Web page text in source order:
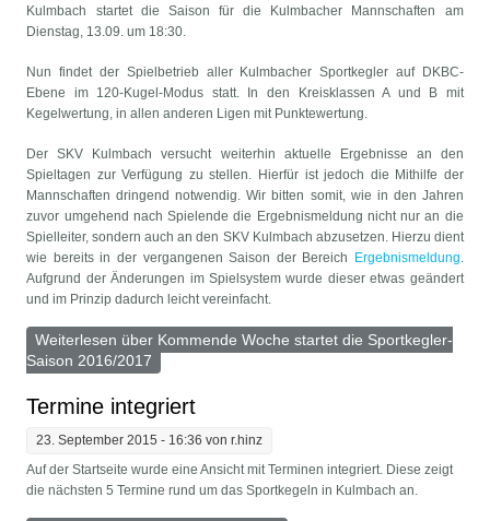
Kulmbach startet die Saison für die Kulmbacher Mannschaften am
Dienstag, 13.09. um 18:30.
Nun findet der Spielbetrieb aller Kulmbacher Sportkegler auf DKBC-
Ebene im 120-Kugel-Modus statt. In den Kreisklassen A und B mit
Kegelwertung, in allen anderen Ligen mit Punktewertung.
Der SKV Kulmbach versucht weiterhin aktuelle Ergebnisse an den
Spieltagen zur Verfügung zu stellen. Hierfür ist jedoch die Mithilfe der
Mannschaften dringend notwendig. Wir bitten somit, wie in den Jahren
zuvor umgehend nach Spielende die Ergebnismeldung nicht nur an die
Spielleiter, sondern auch an den SKV Kulmbach abzusetzen. Hierzu dient
wie bereits in der vergangenen Saison der Bereich
Ergebnismeldung.
Aufgrund der Änderungen im Spielsystem wurde dieser etwas geändert
und im Prinzip dadurch leicht vereinfacht.
Weiterlesen über Kommende Woche startet die Sportkegler-
Saison 2016/2017
Termine integriert
23. September 2015 - 16:36 vonr.hinz
Auf der Startseite wurde eine Ansicht mit Terminen integriert. Diese zeigt
die nächsten 5 Termine rund um das Sportkegeln in Kulmbach an.